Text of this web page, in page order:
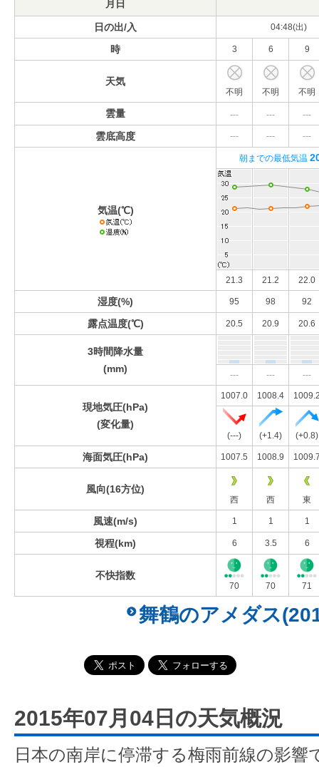
月日
日の出/入 04:48(出)
時 3 6 9
天気
不明 不明 不明
雲量 --- --- ---
雲底高度 --- --- ---
気温(℃)
朝までの最低気温
21.3 21.2 22.0
湿度(%) 95 98 92
露点温度(℃) 20.5 20.9 20.6
3時間降水量
(mm)
--- --- ---
現地気圧(hPa)
(変化量)
1007.0 1008.4
(---) (+1.4) (+0.8)
海面気圧(hPa) 1007.5 1008.9
風向(16方位)
西 西 東
風速(m/s) 1 1 1
視程(km) 6 3.5 6
不快指数
70 70 71
舞鶴のアメダス
2015年07月04日の天気概況
日本の南岸に停滞する梅雨前線の影響